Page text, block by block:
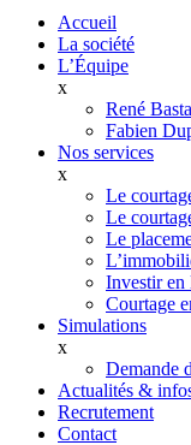
Accueil
La société
L’Équipe
x
René
Fabien
Nos services
x
Le
Le
Le
Investir en
Courtage
Simulations
x
Demande
Actualités &
Recrutement
Contact